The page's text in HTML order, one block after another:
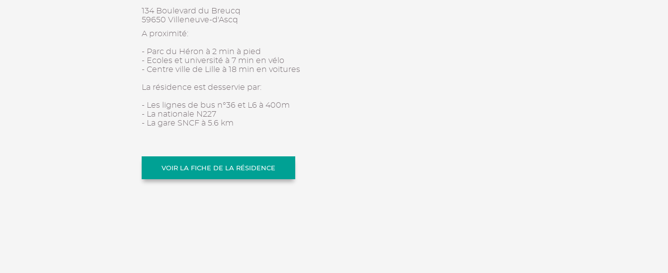
134 Boulevard du Breucq
59650 Villeneuve-d'Ascq
A proximité:
- Parc du Héron à 2 min à pied
- Ecoles et université à 7 min en vélo
- Centre ville de Lille à 18 min en voitures
La résidence est desservie par:
- Les lignes de bus n°36 et L6 à 400m
- La nationale N227
- La gare SNCF à 5.6 km
VOIR LA FICHE DE LA RÉSIDENCE